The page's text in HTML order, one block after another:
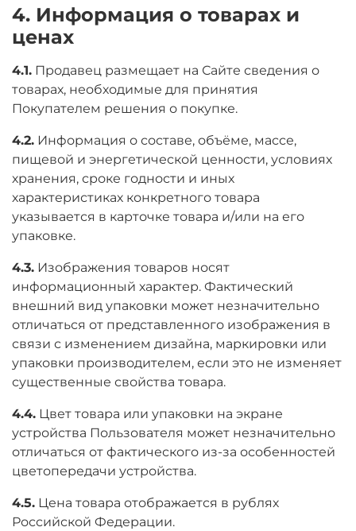
4. Информация о товарах и
ценах
4.1. Продавец размещает на Сайте сведения о
товарах, необходимые для принятия
Покупателем решения о покупке.
4.2. Информация о составе, объёме, массе,
пищевой и энергетической ценности, условиях
хранения, сроке годности и иных
характеристиках конкретного товара
указывается в карточке товара и/или на его
упаковке.
4.3. Изображения товаров носят
информационный характер. Фактический
внешний вид упаковки может незначительно
отличаться от представленного изображения в
связи с изменением дизайна, маркировки или
упаковки производителем, если это не изменяет
существенные свойства товара.
4.4. Цвет товара или упаковки на экране
устройства Пользователя может незначительно
отличаться от фактического из-за особенностей
цветопередачи устройства.
4.5. Цена товара отображается в рублях
Российской Федерации.